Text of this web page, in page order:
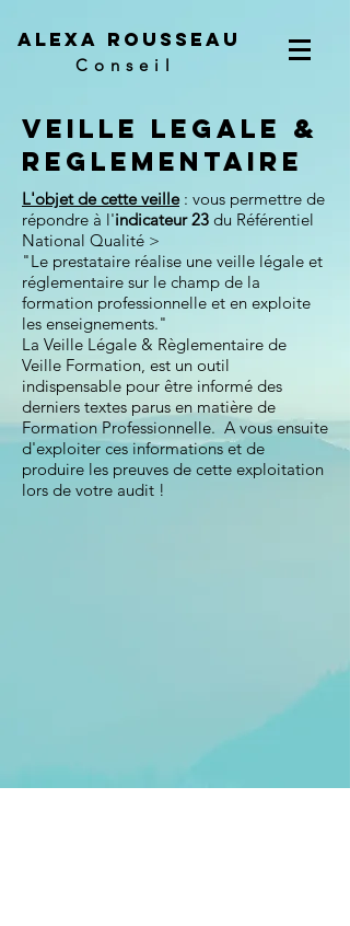
ALEXA ROUSSEAU
Conseil
Veille LEGALE &
REGLEMENTAIRE
L'objet de cette veille: vous permettre de
répondre à l'indicateur 23 du Référentiel
National Qualité >
"Le prestataire réalise une veille légale et
réglementaire sur le champ de la
formation professionnelle et en exploite
les enseignements."
La Veille Légale & Règlementaire de
Veille Formation, est un outil
indispensable pour être informé des
derniers textes parus en matière de
Formation Professionnelle. A vous ensuite
d'exploiter ces informations et de
produire les preuves de cette exploitation
lors de votre audit !